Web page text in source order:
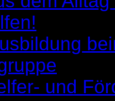
und